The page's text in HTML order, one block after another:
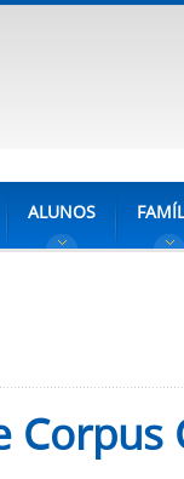
ALUNOS
Corpus